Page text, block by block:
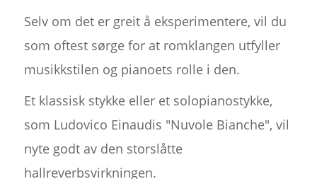
Selv om det er greit å eksperimentere, vil du
som oftest sørge for at romklangen utfyller
musikkstilen og pianoets rolle i den.
Et klassisk stykke eller et solopianostykke,
som Ludovico Einaudis "Nuvole Bianche", vil
nyte godt av den storslåtte
hallreverbsvirkningen.